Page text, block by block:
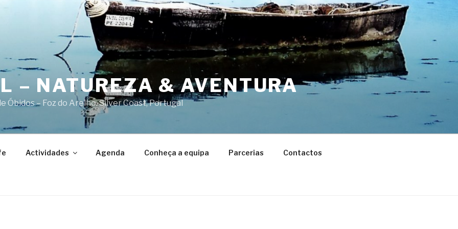
– NATUREZA & AVENTURA
Óbidos – Foz do Arelho. Silver Coast, Portugal
Actividades Agenda Conheça a equipa Parcerias Contactos